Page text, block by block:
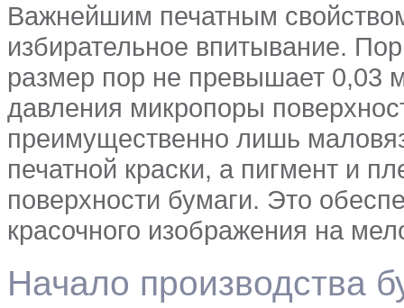
Важнейшим печатным
избирательное впитывание.
размер пор не превышает 0,03
давления микропоры
преимущественно лишь
печатной краски, а пигмент и
поверхности бумаги. Это
красочного изображения на
Начало производства